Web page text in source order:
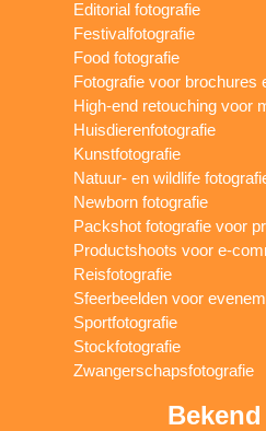
Editorial fotografie
Festivalfotografie
Food fotografie
Fotografie voor brochures
High-end retouching voor
Huisdierenfotografie
Kunstfotografie
Natuur- en wildlife
Newborn fotografie
Packshot fotografie voor
Productshoots voor e-
Reisfotografie
Sfeerbeelden voor
Sportfotografie
Stockfotografie
Zwangerschapsfotografie